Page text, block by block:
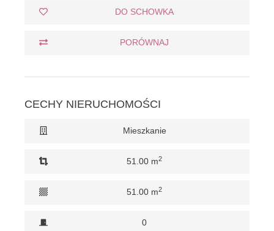
DO SCHOWKA
PORÓWNAJ
CECHY NIERUCHOMOŚCI
Mieszkanie
51.00 m2
51.00 m2
0